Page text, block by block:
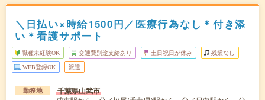
＼日払い×時給1500円／医療行為なし＊付き添
い＊看護サポート
職種未経験OK 交通費別途支給あり 土日祝日が休み 残業なし
WEB登録OK 派遣
勤務地 千葉県山武市